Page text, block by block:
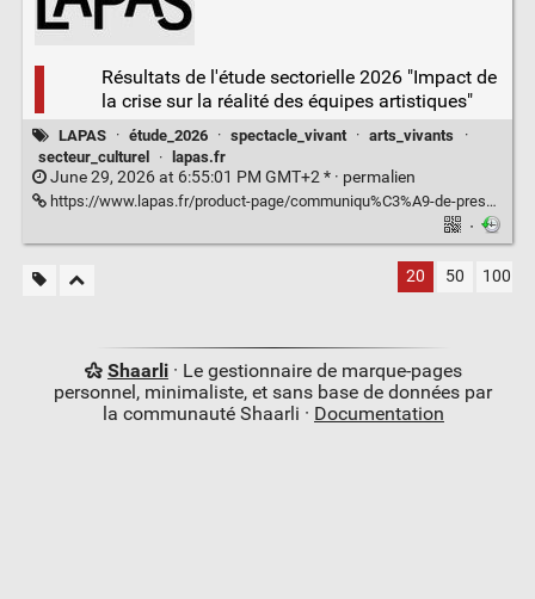
Résultats de l'étude sectorielle 2026 "Impact de
la crise sur la réalité des équipes artistiques"
LAPAS · étude_2026 · spectacle_vivant · arts_vivants
·
secteur_culturel
· lapas.fr
June 29, 2026 at 6:55:01 PM GMT+2 * · permalien
https://www.lapas.fr/product-page/communiqu%C3%A9-de-presse-etude-2026-25-juin-2026
·
20 50 100
Shaarli· Le gestionnaire de marque-pages
personnel, minimaliste, et sans base de données par
la communauté Shaarli · Documentation